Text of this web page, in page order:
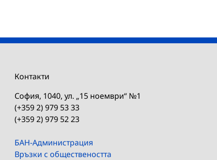
Контакти
София, 1040, ул. „15 ноември“ №1
(+359 2) 979 53 33
(+359 2) 979 52 23
БАН-Администрация
Връзки с обществеността